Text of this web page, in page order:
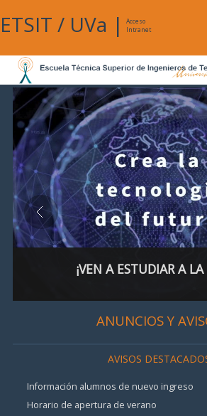
ETSIT / UVa |
Acceso
Intranet
¡VEN A ESTUDIAR A
ANUNCIOS Y
AVISOS
Información alumnos de nuevo ingreso
Horario de apertura de verano